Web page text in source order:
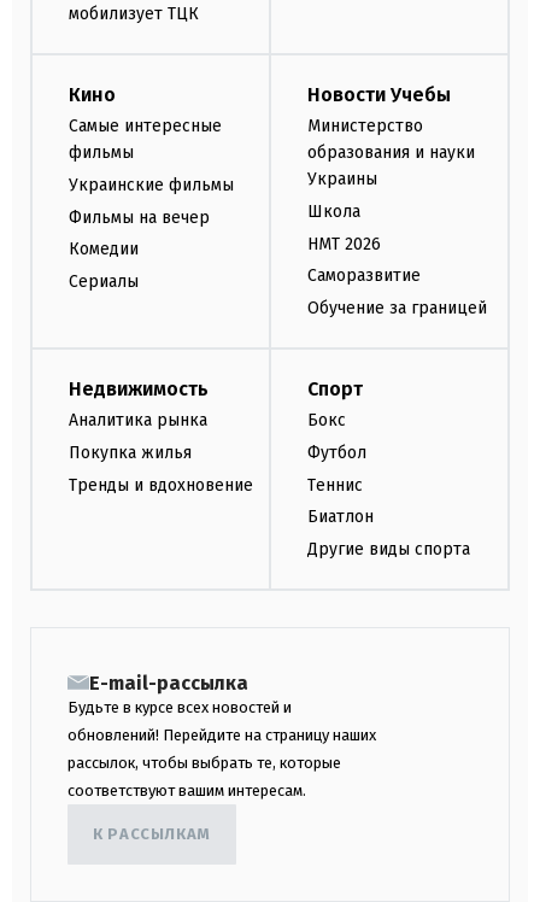
мобилизует ТЦК
Кино
Самые интересные
фильмы
Украинские фильмы
Фильмы на вечер
Комедии
Сериалы
Новости Учебы
Министерство
образования и науки
Украины
Школа
НМТ 2026
Саморазвитие
Обучение за границей
Недвижимость
Аналитика рынка
Покупка жилья
Тренды и вдохновение
Спорт
Бокс
Футбол
Теннис
Биатлон
Другие виды спорта
E-mail-рассылка
Будьте в курсе всех новостей и
обновлений! Перейдите на страницу наших
рассылок, чтобы выбрать те, которые
соответствуют вашим интересам.
К РАССЫЛКАМ